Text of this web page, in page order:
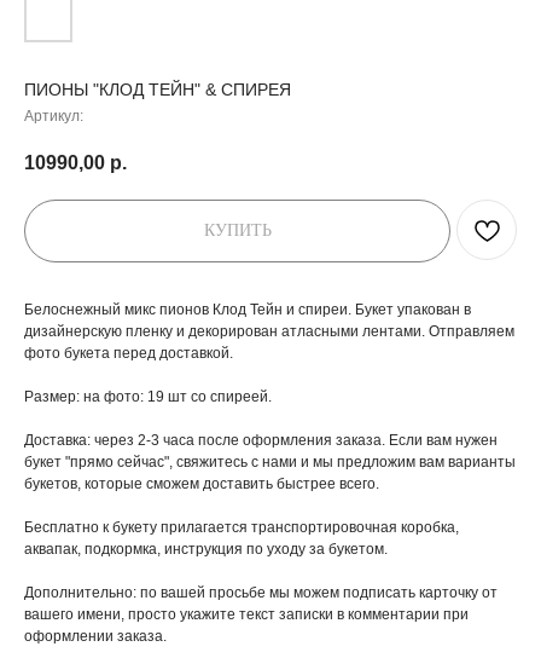
ПИОНЫ "КЛОД ТЕЙН" & СПИРЕЯ
Артикул:
10990,00 р.
КУПИТЬ
Белоснежный микс пионов Клод Тейн и спиреи. Букет упакован в
дизайнерскую пленку и декорирован атласными лентами. Отправляем
фото букета перед доставкой.
Размер: на фото: 19 шт со спиреей.
Доставка: через 2-3 часа после оформления заказа. Если вам нужен
букет "прямо сейчас", свяжитесь с нами и мы предложим вам варианты
букетов, которые сможем доставить быстрее всего.
Бесплатно к букету прилагается транспортировочная коробка,
аквапак, подкормка, инструкция по уходу за букетом.
Дополнительно: по вашей просьбе мы можем подписать карточку от
вашего имени, просто укажите текст записки в комментарии при
оформлении заказа.